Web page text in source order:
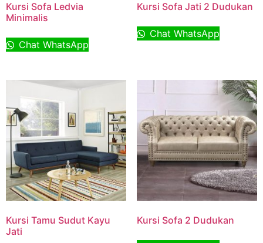
Kursi Sofa Ledvia
Minimalis
Chat WhatsApp
Kursi Sofa Jati 2 Dudukan
Chat WhatsApp
Kursi Tamu Sudut Kayu
Jati
Kursi Sofa 2 Dudukan